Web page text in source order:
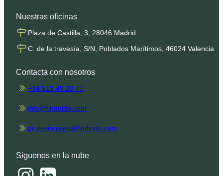
Nuestras oficinas
Plaza de Castilla, 3, 28046 Madrid
C. de la travesía, S/N, Poblados Marítimos, 46024 Valencia
Contacta con nosotros
+34 919 49 20 77
info@findnido.com
profesionales@findnido.com
Síguenos en la nube